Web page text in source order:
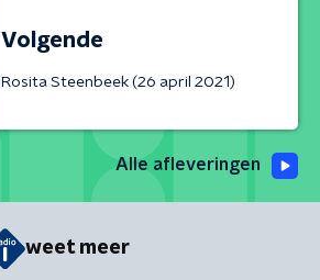
Volgende
Rosita Steenbeek (26 april 2021)
Alle afleveringen
weet meer